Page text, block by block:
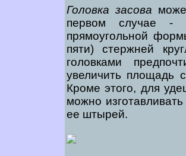
Головка засова
первом случае -
прямоугольной
пяти) стержней
головками
увеличить площадь
Кроме этого, для
можно
ее штырей.